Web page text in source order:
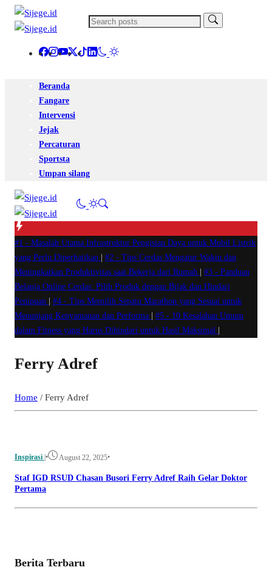
Beranda
Fangare
Intervensi
Jejak
Percaturan
Sportsta
Umpan silang
#1 - Masalah Utama Infrastruktur Pengisian Daya untuk Mobil Listrik
yang Perlu Diperhatikan
#2 - Tips Cerdas Mengatur Waktu dan
Meningkatkan Produktivitas saat Bekerja dari Rumah
#3 - Panduan
Belanja Online Cerdas: Pilih Produk dengan Bijak dan Hindari
Penipuan
#4 - Tips Memilih Sepatu Marathon yang Sesuai untuk
Menunjang Kenyamanan dan Performa
#5 - 10 Kesalahan Umum
dalam Fitness yang Harus Dihindari untuk Hasil Maksimal
Ferry Adref
Home / Ferry Adref
Inspirasi |• August 22, 2025•
Staf IGD RSUD Chasan Busori Ferry Adref Raih Gelar Doktor
Pertama
Berita Terbaru